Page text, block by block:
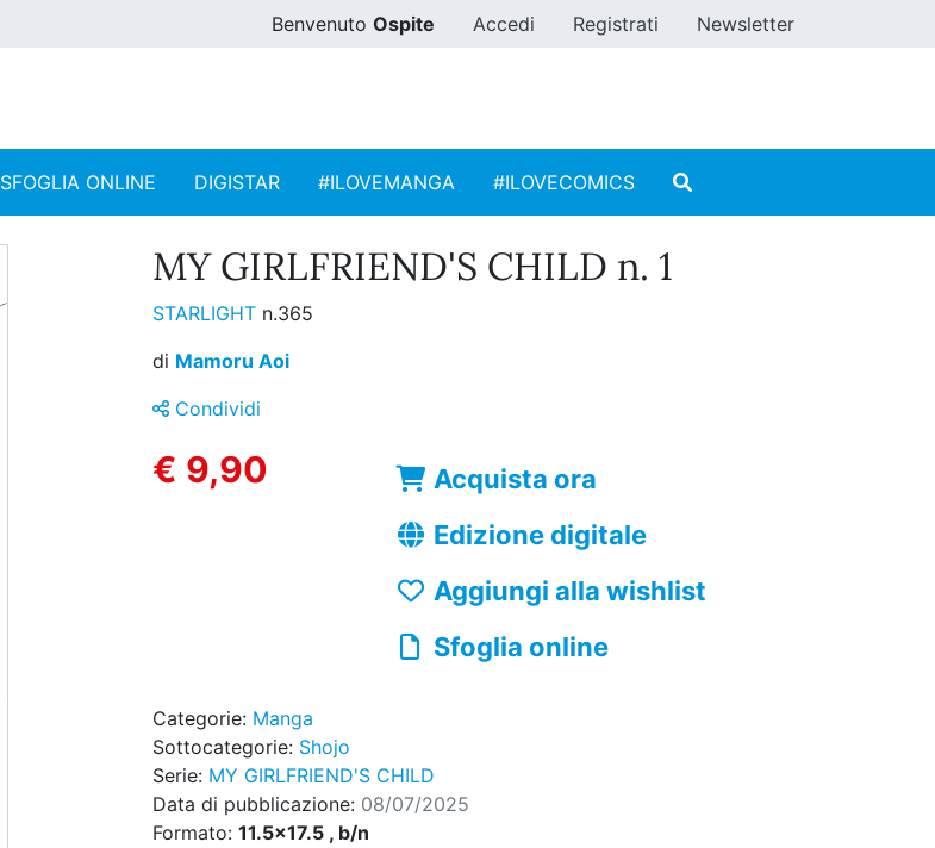
Benvenuto Ospite Accedi Registrati Newsletter
SFOGLIA ONLINE DIGISTAR #ILOVEMANGA #ILOVECOMICS
MY GIRLFRIEND'S CHILD n. 1
STARLIGHT n.365
di Mamoru Aoi
Condividi
€ 9,90
Acquista ora
Edizione digitale
Aggiungi alla wishlist
Sfoglia online
Categorie: Manga
Sottocategorie: Shojo
Serie: MY GIRLFRIEND'S CHILD
Data di pubblicazione: 08/07/2025
Formato: 11.5x17.5 , b/n